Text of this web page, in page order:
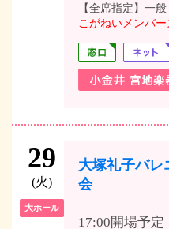
【全席指定】一
こがねいメンバ
29
(火)
大ホール
大塚礼子バレ
会
17:00開場予定